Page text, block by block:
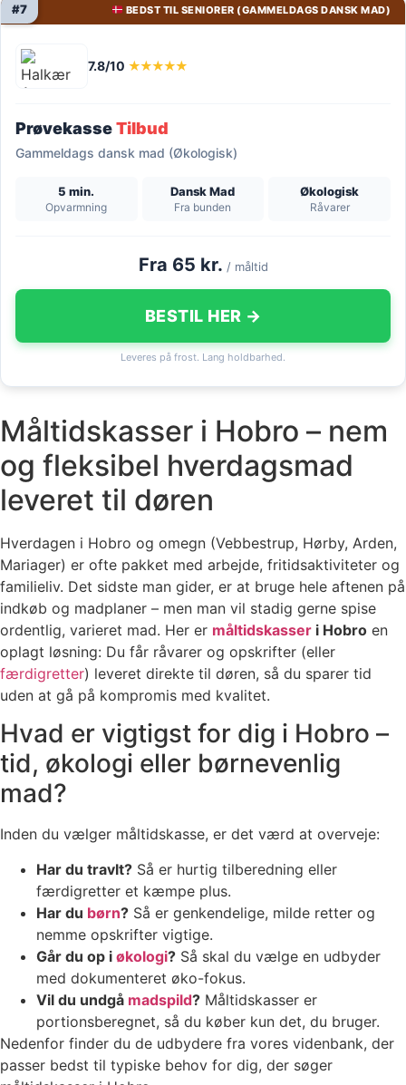
BEDST TIL SENIORER (GAMMELDAGS DANSK MAD)
#7
7.8/10 ★★★★★
PrøvekasseTilbud
Gammeldags dansk mad (Økologisk)
5 min.
Opvarmning
Dansk Mad
Fra bunden
Økologisk
Råvarer
Fra 65 kr. / måltid
BESTIL HER →
Leveres på frost. Lang holdbarhed.
Måltidskasser i Hobro – nem
og fleksibel hverdagsmad
leveret til døren
Hverdagen i Hobro og omegn (Vebbestrup, Hørby, Arden,
Mariager) er ofte pakket med arbejde, fritidsaktiviteter og
familieliv. Det sidste man gider, er at bruge hele aftenen på
indkøb og madplaner – men man vil stadig gerne spise
ordentlig, varieret mad. Her er måltidskasser i Hobro en
oplagt løsning: Du får råvarer og opskrifter (eller
færdigretter) leveret direkte til døren, så du sparer tid
uden at gå på kompromis med kvalitet.
Hvad er vigtigst for dig i Hobro –
tid, økologi eller børnevenlig
mad?
Inden du vælger måltidskasse, er det værd at overveje:
Har du travlt? Så er hurtig tilberedning eller
færdigretter et kæmpe plus.
Har du børn? Så er genkendelige, milde retter og
nemme opskrifter vigtige.
Går du op i økologi? Så skal du vælge en udbyder
med dokumenteret øko-fokus.
Vil du undgå madspild? Måltidskasser er
portionsberegnet, så du køber kun det, du bruger.
Nedenfor finder du de udbydere fra vores videnbank, der
passer bedst til typiske behov for dig, der søger